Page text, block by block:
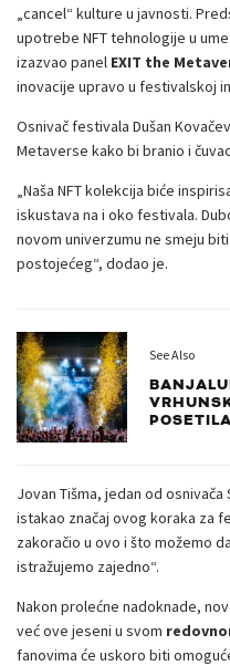
„cancel“ kulture u javnosti.
upotrebe NFT tehnologije u
izazvao panel EXIT the
inovacije upravo u festivalskoj
Osnivač festivala Dušan
Metaverse kako bi branio i
„Naša NFT kolekcija biće
iskustava na i oko festivala.
novom univerzumu ne smeju
postojećeg“, dodao je.
See Also
Jovan Tišma, jedan od
istakao značaj ovog koraka za
zakoračio u ovo i što možemo
istražujemo zajedno“.
Nakon prolećne nadoknade,
već ove jeseni u svom
fanovima će uskoro biti